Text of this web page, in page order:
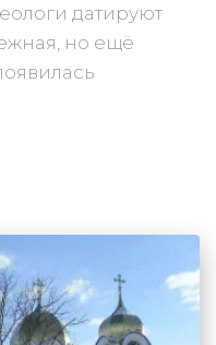
датируют
но ещё